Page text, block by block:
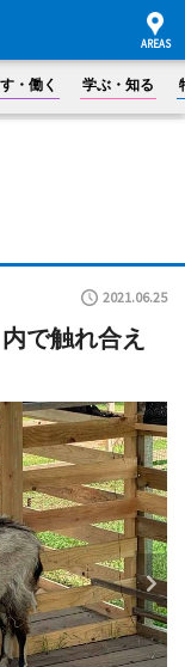
・働く 学ぶ・知る
2021.06.25
で触れ合え